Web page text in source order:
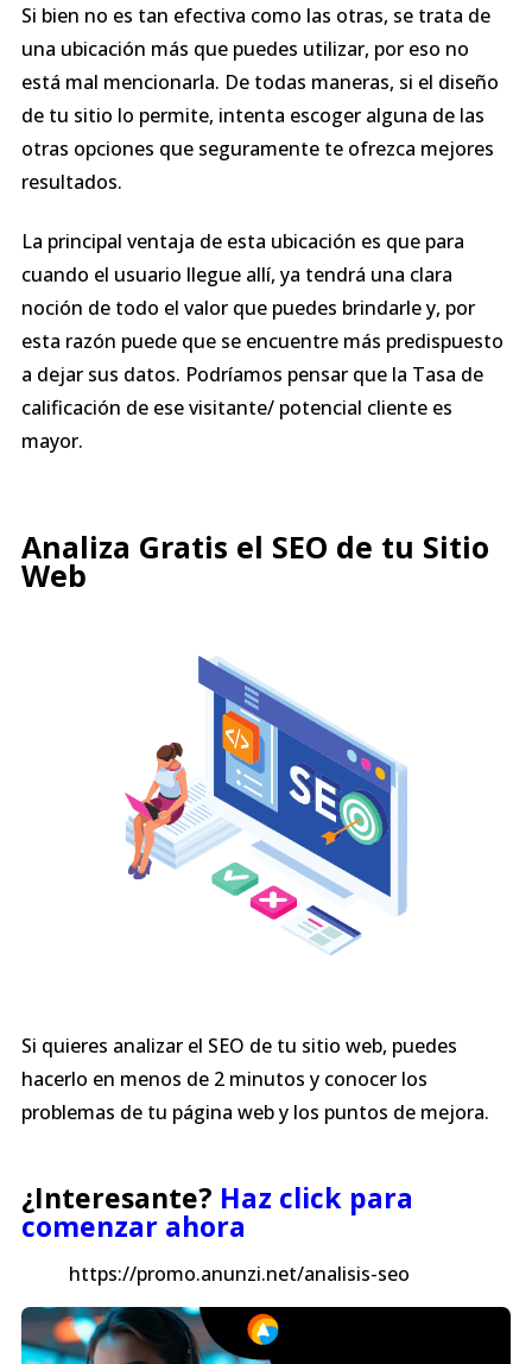
Si bien no es tan efectiva como las otras, se trata de
una ubicación más que puedes utilizar, por eso no
está mal mencionarla. De todas maneras, si el diseño
de tu sitio lo permite, intenta escoger alguna de las
otras opciones que seguramente te ofrezca mejores
resultados.
La principal ventaja de esta ubicación es que para
cuando el usuario llegue allí, ya tendrá una clara
noción de todo el valor que puedes brindarle y, por
esta razón puede que se encuentre más predispuesto
a dejar sus datos. Podríamos pensar que la Tasa de
calificación de ese visitante/ potencial cliente es
mayor.
Analiza Gratis el SEO de tu Sitio
Web
Si quieres analizar el SEO de tu sitio web, puedes
hacerlo en menos de 2 minutos y conocer los
problemas de tu página web y los puntos de mejora.
¿Interesante? Haz click para
comenzar ahora
https://promo.anunzi.net/analisis-seo